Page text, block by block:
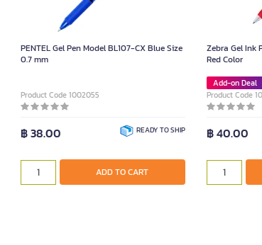
PENTEL Gel Pen Model BL107-CX Blue Size
0.7 mm
Product Code 1002055
฿ 38.00 READY TO SHIP
ADD TO CART
Zebra Gel Ink
Red Color
Add-on Deal
Product Code
฿ 40.00